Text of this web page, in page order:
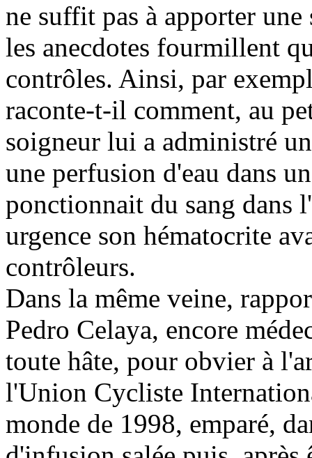
ne suffit pas à apporter
les anecdotes fourmillent
contrôles. Ainsi, par
raconte-t-il comment, au
soigneur lui a administré
une perfusion d'eau dans
ponctionnait du sang dans
urgence son hématocrite
contrôleurs.
Dans la même veine,
Pedro Celaya, encore
toute hâte, pour obvier à
l'Union Cycliste
monde de 1998, emparé,